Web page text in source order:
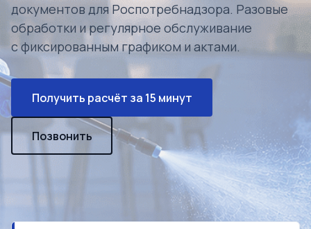
документов для Роспотребнадзора. Разовые
обработки и регулярное обслуживание
с фиксированным графиком и актами.
Получить расчёт за 15 минут
Позвонить